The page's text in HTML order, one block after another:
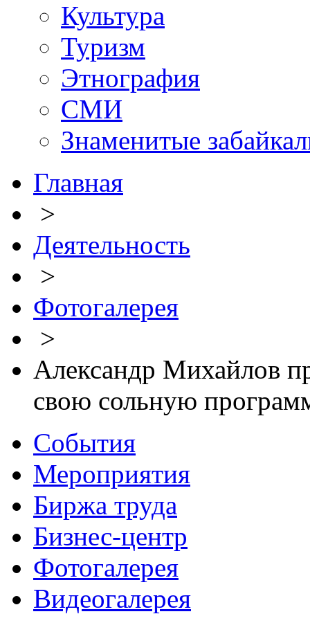
Культура
Туризм
Этнография
СМИ
Знаменитые
Главная
>
Деятельность
>
Фотогалерея
>
Александр Михайлов
свою сольную
События
Мероприятия
Биржа труда
Бизнес-центр
Фотогалерея
Видеогалерея